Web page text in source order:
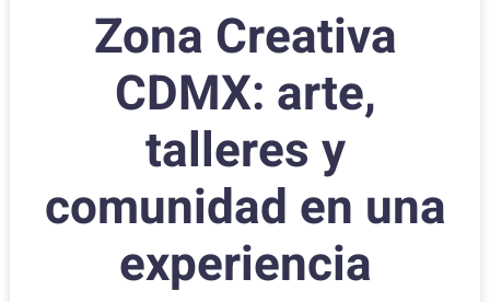
Zona Creativa
CDMX: arte,
talleres y
comunidad en una
experiencia